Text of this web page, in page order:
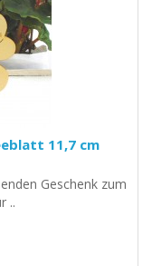
11,7 cm
Geschenk zum
..